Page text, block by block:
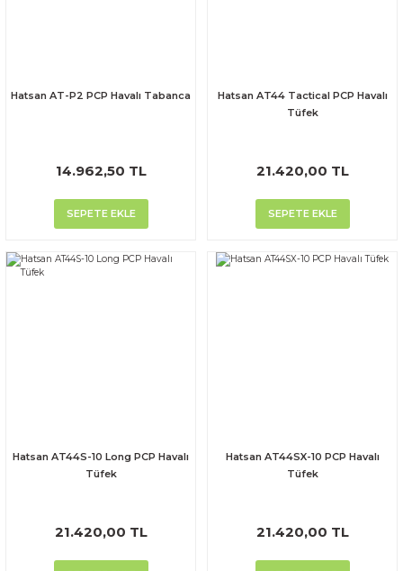
Hatsan AT-P2 PCP Havalı Tabanca
14.962,50 TL
SEPETE EKLE
Hatsan AT44 Tactical PCP Havalı
Tüfek
21.420,00 TL
SEPETE EKLE
Hatsan AT44S-10 Long PCP Havalı
Tüfek
21.420,00 TL
Hatsan AT44SX-10 PCP Havalı
Tüfek
21.420,00 TL